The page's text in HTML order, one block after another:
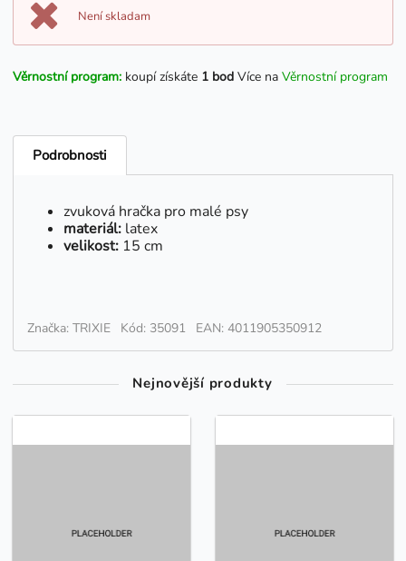
Není skladam
Věrnostní program: koupí získáte 1 bod Více na Věrnostní program
Podrobnosti
zvuková hračka pro malé psy
materiál: latex
velikost: 15 cm
Značka: TRIXIE Kód: 35091 EAN: 4011905350912
Nejnovější produkty